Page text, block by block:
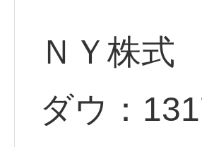
ＮＹ株式
ダウ：